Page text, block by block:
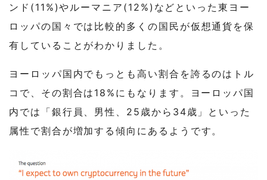
ンド(11%)やルーマニア(12%)などといった東ヨー
ロッパの国々では比較的多くの国民が仮想通貨を保
有していることがわかりました。
ヨーロッパ国内でもっとも高い割合を誇るのはトル
コで、その割合は18%にもなります。ヨーロッパ国
内では「銀行員、男性、25歳から34歳」といった
属性で割合が増加する傾向にあるようです。